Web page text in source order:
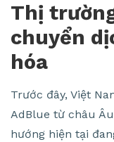
Thị
chuyển
hóa
Trước đây, Việt
AdBlue từ châu
hướng hiện tại